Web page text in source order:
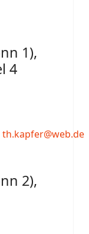
1),
4
th.kapfer@web.de
2),